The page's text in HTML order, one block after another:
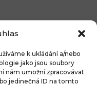
k ukládání a/nebo
jako jsou soubory
nám umožní zpracovávat
jedinečná ID na tomto
FibreGuard®:...